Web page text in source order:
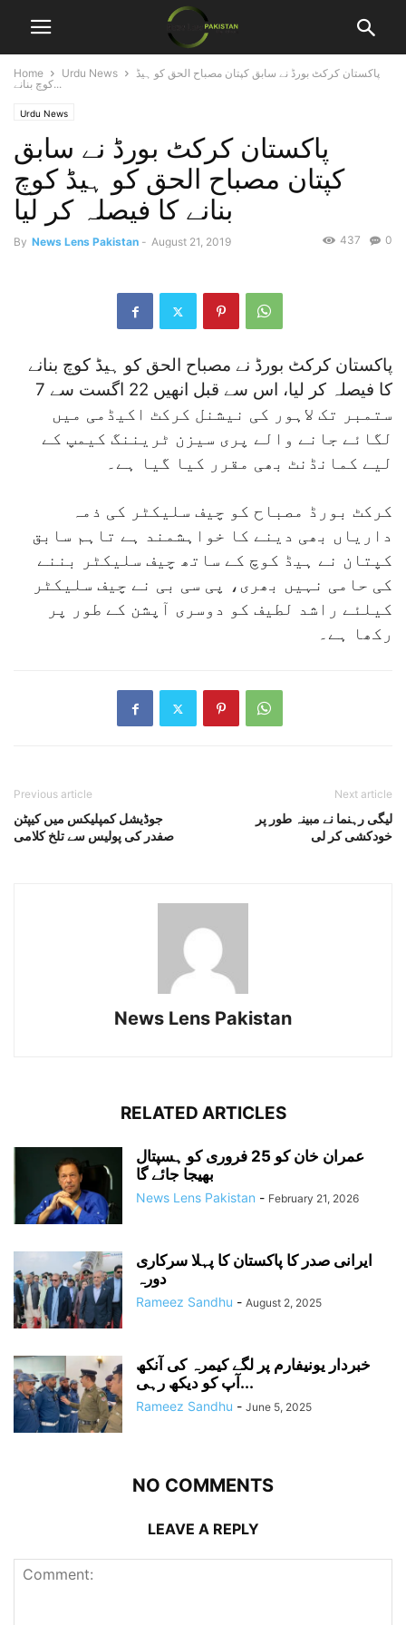
Home Urdu News
پاکستان کرکٹ بورڈ نے سابق کپتان مصباح الحق کو ہیڈ
کوچ بنانے...
Urdu News
پاکستان کرکٹ بورڈ نے سابق
کپتان مصباح الحق کو ہیڈ کوچ
بنانے کا فیصلہ کر لیا
By News Lens Pakistan - August 21, 2019 0
437
پاکستان کرکٹ بورڈ نے مصباح الحق کو ہیڈ کوچ بنانے
کا فیصلہ کر لیا، اس سے قبل انھیں 22 اگست سے 7
ستمبر تک لاہور کی نیشنل کرکٹ اکیڈمی میں
لگائے جانے والے پری سیزن ٹریننگ کیمپ کے
لیے کمانڈنٹ بھی مقرر کیا گیا ہے۔
کرکٹ بورڈ مصباح کو چیف سلیکٹر کی ذمہ
داریاں بھی دینے کا خواہشمند ہے تاہم سابق
کپتان نے ہیڈ کوچ کے ساتھ چیف سلیکٹر بننے
کی حامی نہیں بھری، پی سی بی نے چیف سلیکٹر
کیلئے راشد لطیف کو دوسری آپشن کے طور پر
رکھا ہے۔
Previous article
جوڈیشل کمپلیکس میں کیپٹن
صفدر کی پولیس سے تلخ کلامی
Next article
لیگی رہنما نے مبینہ طور پر
خودکشی کر لی
News Lens Pakistan
RELATED ARTICLES
عمران خان کو 25 فروری کو ہسپتال
بھیجا جائے گا
News Lens Pakistan - February 21, 2026
ایرانی صدر کا پاکستان کا پہلا سرکاری
دورہ
Rameez Sandhu - August 2, 2025
خبردار یونیفارم پر لگے کیمرہ کی آنکھ
آپ کو دیکھ رہی...
Rameez Sandhu - June 5, 2025
NO COMMENTS
LEAVE A REPLY